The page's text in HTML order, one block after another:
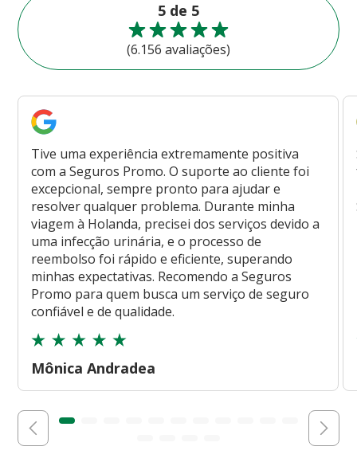
5 de 5
(6.156 avaliações)
Tive uma experiência extremamente positiva
com a Seguros Promo. O suporte ao cliente foi
excepcional, sempre pronto para ajudar e
resolver qualquer problema. Durante minha
viagem à Holanda, precisei dos serviços devido a
uma infecção urinária, e o processo de
reembolso foi rápido e eficiente, superando
minhas expectativas. Recomendo a Seguros
Promo para quem busca um serviço de seguro
confiável e de qualidade.
Mônica Andradea